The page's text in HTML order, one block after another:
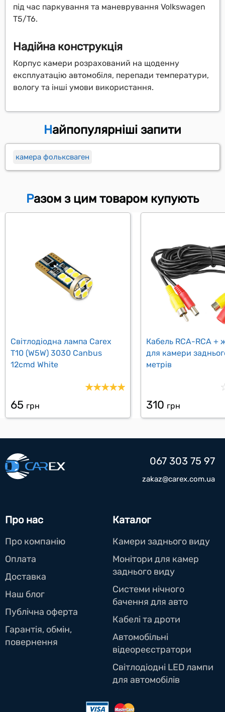
під час паркування та маневрування Volkswagen
T5/T6.
Надійна конструкція
Корпус камери розрахований на щоденну
експлуатацію автомобіля, перепади температури,
вологу та інші умови використання.
Найпопулярніші запити
камера фольксваген
Разом з цим товаром купують
Світлодіодна лампа Carex
T10 (W5W) 3030 Canbus
12cmd White
65 грн
Кабель RCA-RCA +
для камери
метрів
310 грн
Про нас
Про компанію
Оплата
Доставка
Наш блог
Публічна оферта
Гарантія, обмін,
повернення
Каталог
Камери заднього виду
Монітори для камер
заднього виду
Системи нічного
бачення для авто
Кабелі та дроти
Автомобільні
відеореєстратори
Світлодіодні LED лампи
для автомобілів
067 303 75 97
zakaz@carex.com.ua